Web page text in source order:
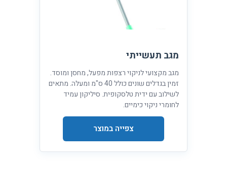
מגב תעשייתי
מגב מקצועי לניקוי רצפות מפעל, מחסן ומוסד.
זמין בגדלים שונים כולל 40 ס"מ ומעלה. מתאים
לשילוב עם ידית טלסקופית. סיליקון עמיד
לחומרי ניקוי כימיים.
צפייה במוצר